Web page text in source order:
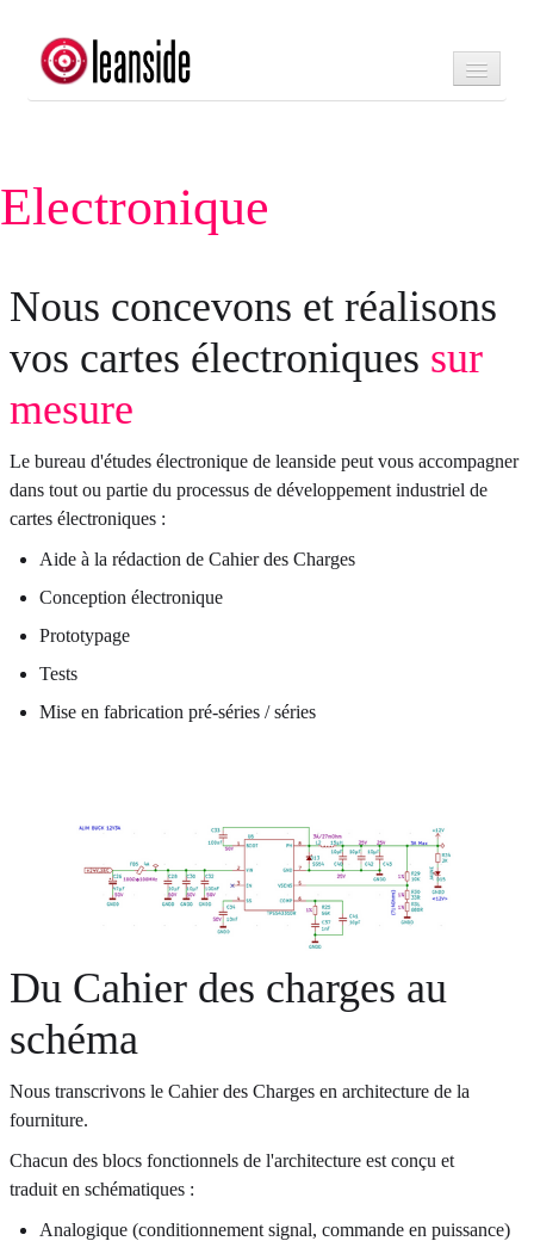
Procédés
Formation
Société
Contact
Extranet
Electronique
Nous concevons et réalisons
vos cartes électroniques sur
mesure
Le bureau d'études électronique de leanside peut vous accompagner
dans tout ou partie du processus de développement industriel de
cartes électroniques :
Aide à la rédaction de Cahier des Charges
Conception électronique
Prototypage
Tests
Mise en fabrication pré-séries / séries
Du Cahier des charges au
schéma
Nous transcrivons le Cahier des Charges en architecture de la
fourniture.
Chacun des blocs fonctionnels de l'architecture est conçu et
traduit en schématiques :
Analogique (conditionnement signal, commande en puissance)